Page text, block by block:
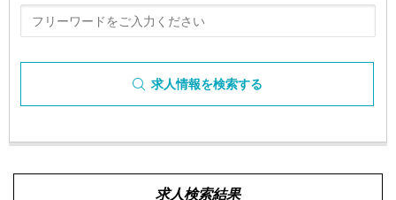
求人情報を検索する
求人検索結果